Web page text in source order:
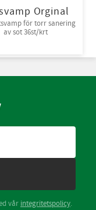
Orginal
för torr sanering
av sot 36st/krt
vår integritetspolicy.